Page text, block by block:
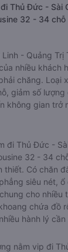
Thủ Đức - Sài
32 - 34 chỗ
- Quảng Trị
nhiều khách
chăng. Loại
giảm số
không gian trở
đi Thủ Đức -
32 - 34
thiết. Có chăn
siêu nét,
cho nhiều
chứa đồ
hành lý cần
nằm vip đi